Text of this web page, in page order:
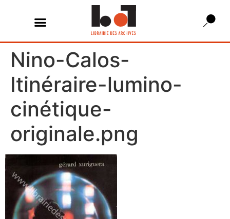
Nino-Calos-
Itinéraire-lumino-
cinétique-
originale.png